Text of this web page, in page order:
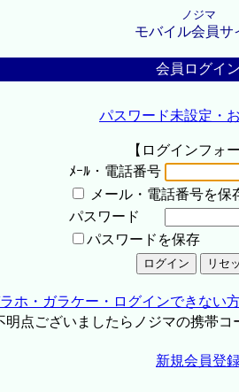
ノジマ
モバイル会員サ
会員ログイン
パスワード未設定・
【ログインフォ
ﾒｰﾙ・電話番号
メール・電話番号を保
パスワード
パスワードを保存
ホ・ガラケー・ログインできない
点ございましたらノジマの携帯コ
新規会員登